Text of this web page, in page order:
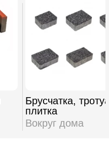
Брусчатка,
плитка
Вокруг дома